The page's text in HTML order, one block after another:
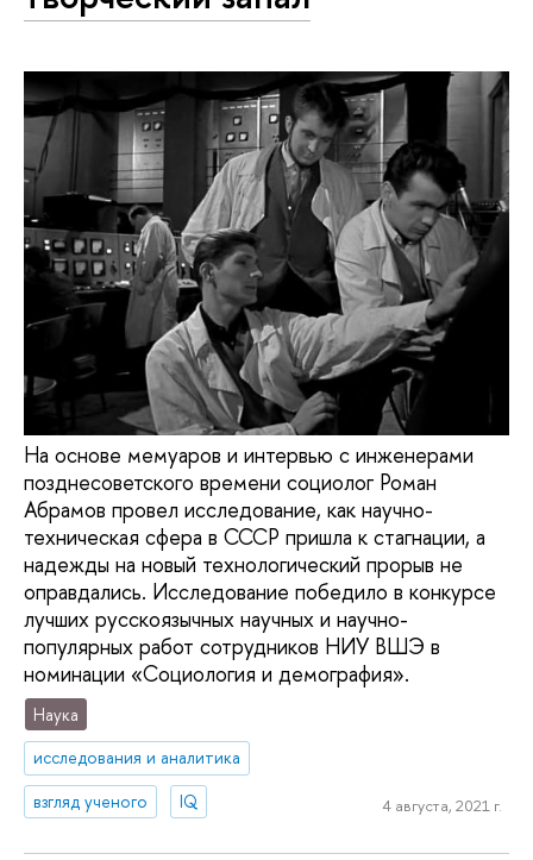
На основе мемуаров и интервью с инженерами
позднесоветского времени социолог Роман
Абрамов провел исследование, как научно-
техническая сфера в СССР пришла к стагнации, а
надежды на новый технологический прорыв не
оправдались. Исследование победило в конкурсе
лучших русскоязычных научных и научно-
популярных работ сотрудников НИУ ВШЭ в
номинации «Социология и демография».
Наука
исследования и аналитика
взгляд ученого
IQ 4 августа, 2021 г.